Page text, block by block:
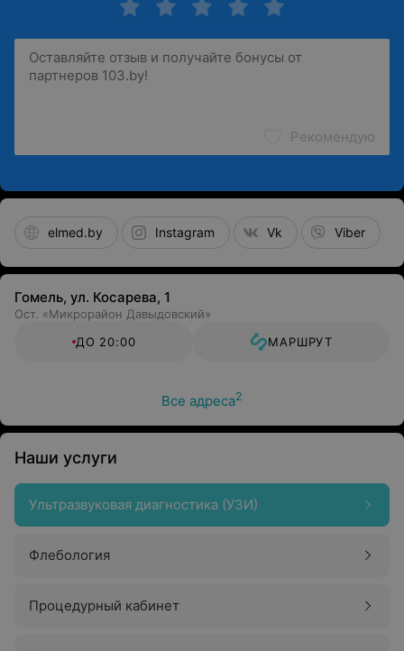
Рекомендую
elmed.by Instagram Vk Viber
Гомель, ул. Косарева, 1
Ост. «Микрорайон Давыдовский»
ДО 20:00
МАРШРУТ
Все адреса2
Наши услуги
Ультразвуковая диагностика (УЗИ)
Флебология
Процедурный кабинет